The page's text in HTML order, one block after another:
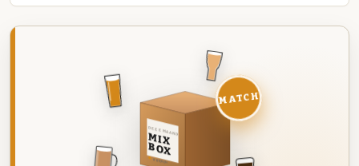
DEZE MAAND
MIX
BOX
8 BIEREN
MATCH